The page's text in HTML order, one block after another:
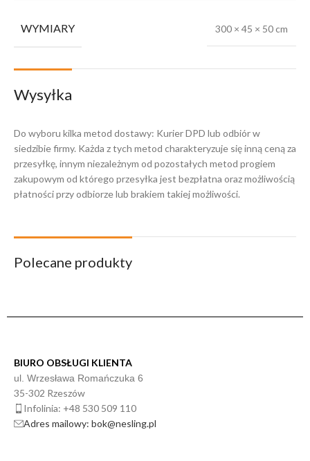
WYMIARY 300 × 45 × 50 cm
Wysyłka
Do wyboru kilka metod dostawy: Kurier DPD lub odbiór w
siedzibie firmy. Każda z tych metod charakteryzuje się inną ceną za
przesyłkę, innym niezależnym od pozostałych metod progiem
zakupowym od którego przesyłka jest bezpłatna oraz możliwością
płatności przy odbiorze lub brakiem takiej możliwości.
Polecane produkty
BIURO OBSŁUGI KLIENTA
ul. Wrzesława Romańczuka 6
35-302 Rzeszów
Infolinia: +48 530 509 110
Adres mailowy: bok@nesling.pl